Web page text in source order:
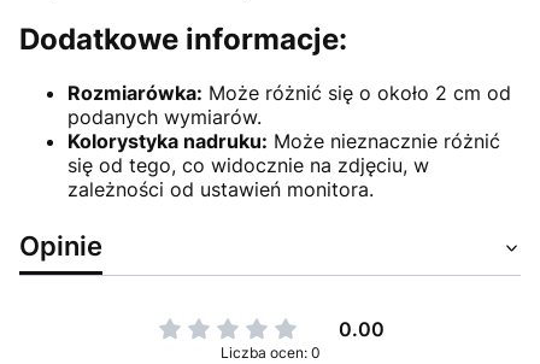
Dodatkowe informacje:
Rozmiarówka: Może różnić się o około 2 cm od
podanych wymiarów.
Kolorystyka nadruku: Może nieznacznie różnić
się od tego, co widocznie na zdjęciu, w
zależności od ustawień monitora.
Opinie
0.00
Liczba ocen: 0